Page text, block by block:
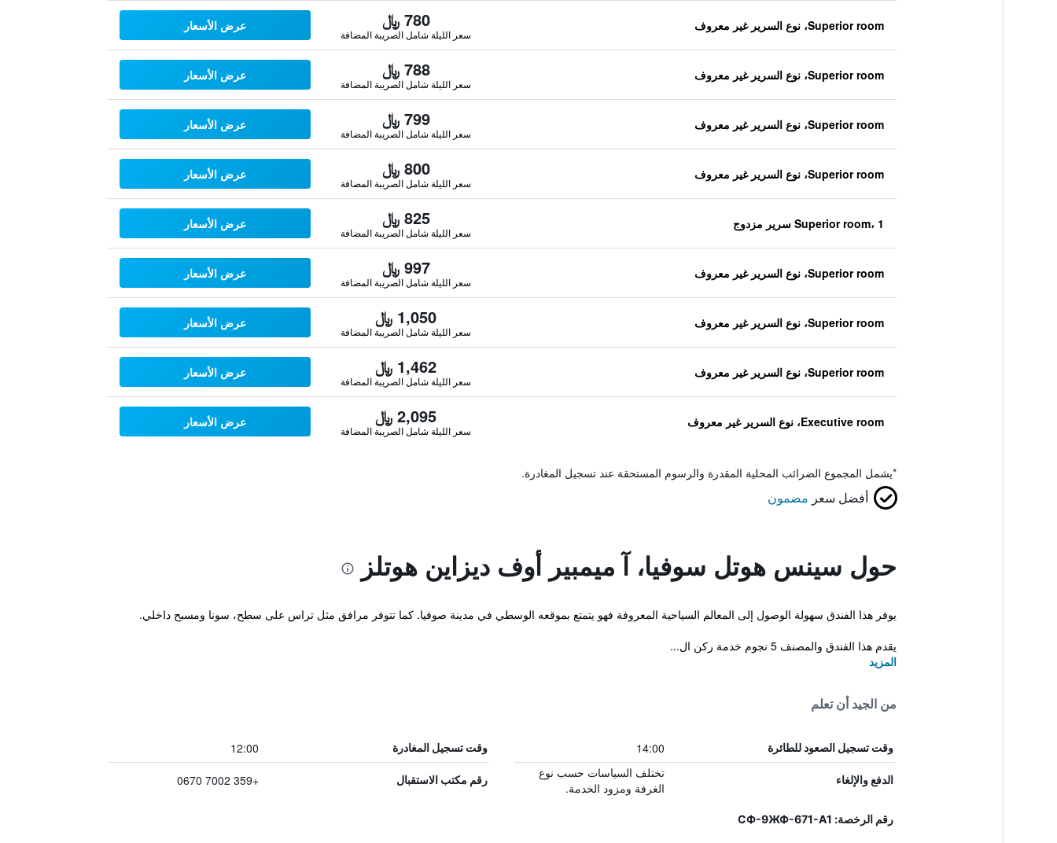
Superior room، نوع السرير غير معروف 780 ﷼
سعر الليلة شامل الصريبة المضافة
عرض الأسعار
Superior room، نوع السرير غير معروف 788 ﷼
سعر الليلة شامل الصريبة المضافة
عرض الأسعار
Superior room، نوع السرير غير معروف 799 ﷼
سعر الليلة شامل الصريبة المضافة
عرض الأسعار
Superior room، نوع السرير غير معروف 800 ﷼
سعر الليلة شامل الصريبة المضافة
عرض الأسعار
Superior room، 1 سرير مزدوج 825 ﷼
سعر الليلة شامل الصريبة المضافة
عرض الأسعار
Superior room، نوع السرير غير معروف 997 ﷼
سعر الليلة شامل الصريبة المضافة
عرض الأسعار
Superior room، نوع السرير غير معروف 1,050 ﷼
سعر الليلة شامل الصريبة المضافة
عرض الأسعار
Superior room، نوع السرير غير معروف 1,462 ﷼
سعر الليلة شامل الصريبة المضافة
عرض الأسعار
Executive room، نوع السرير غير معروف 2,095 ﷼
سعر الليلة شامل الصريبة المضافة
عرض الأسعار
*يشمل المجموع الضرائب المحلية المقدرة والرسوم المستحقة عند تسجيل المغادرة.
أفضل سعر مضمون
حول سينس هوتل سوفيا، آ ميمبير أوف ديزاين هوتلز
يوفر هذا الفندق سهولة الوصول إلى المعالم السياحية المعروفة فهو يتمتع بموقعه الوسطي في مدينة صوفيا. كما تتوفر مرافق مثل تراس على سطح، سونا ومسبح داخلي.
يقدم هذا الفندق والمصنف 5 نجوم خدمة ركن ال...
المزيد
من الجيد أن تعلم
وقت تسجيل الصعود للطائرة 14:00 وقت تسجيل المغادرة 12:00
الدفع والإلغاء
تختلف السياسات حسب نوع
الغرفة ومزود الخدمة.
رقم مكتب الاستقبال +359 7002 0670
رقم الرخصة: СФ-9ЖФ-671-А1